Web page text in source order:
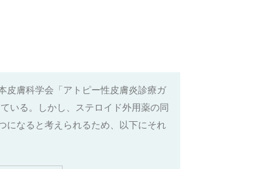
皮膚科学会「アトピー性皮膚炎診療ガ
いる。しかし、ステロイド外用薬の同
になると考えられるため、以下にそれ